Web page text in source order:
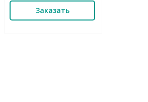
Заказать